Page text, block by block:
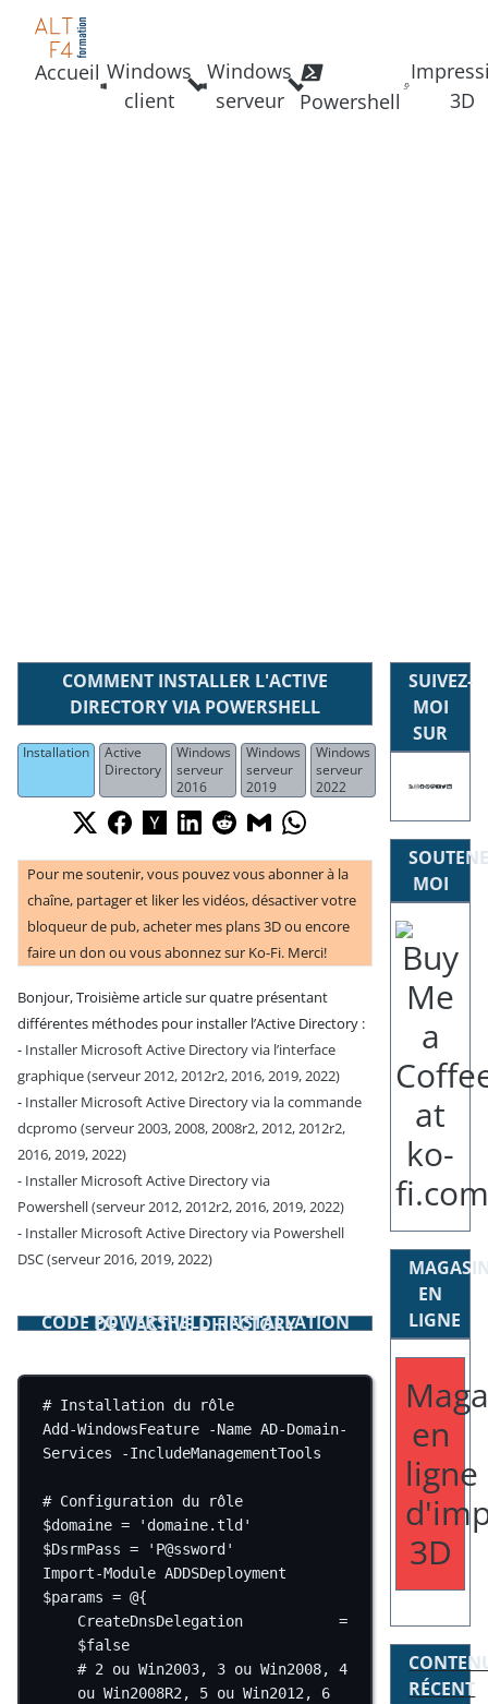
Accueil Windows
client
Windows
serveur
Powershell
3D
COMMENT INSTALLER L'ACTIVE
DIRECTORY VIA POWERSHELL
Installation
Active
Directory
Windows
serveur
2016
Windows
serveur
2019
Windows
serveur
2022
Pour me soutenir, vous pouvez vous abonner à la
chaîne, partager et liker les vidéos, désactiver votre
bloqueur de pub, acheter mes plans 3D ou encore
faire un don ou vous abonnez sur Ko-Fi. Merci!
Bonjour, Troisième article sur quatre présentant
différentes méthodes pour installer l’Active Directory :
- Installer Microsoft Active Directory via l’interface
graphique (serveur 2012, 2012r2, 2016, 2019, 2022)
- Installer Microsoft Active Directory via la commande
dcpromo (serveur 2003, 2008, 2008r2, 2012, 2012r2,
2016, 2019, 2022)
- Installer Microsoft Active Directory via
Powershell (serveur 2012, 2012r2, 2016, 2019, 2022)
- Installer Microsoft Active Directory via Powershell
DSC (serveur 2016, 2019, 2022)
CODE POWERSHELL - INSTALLATION DE L’ACTIVE DIRECTORY
# Installation du rôle
Add-WindowsFeature
-Name AD-Domain-
Services
-IncludeManagementTools
# Configuration du rôle
$domaine =
'domaine.tld'
$DsrmPass =
'P@ssword'
Import-Module ADDSDeployment
$params = @{
CreateDnsDelegation =
$false
# 2 ou Win2003, 3 ou Win2008, 4
ou Win2008R2, 5 ou Win2012, 6
SUIVEZ-
MOI
SUR
MOI
EN
LIGNE
en
ligne
3D
RÉCENT